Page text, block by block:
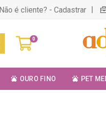
Não é cliente? - Cadastrar |
0
OURO FINO PET